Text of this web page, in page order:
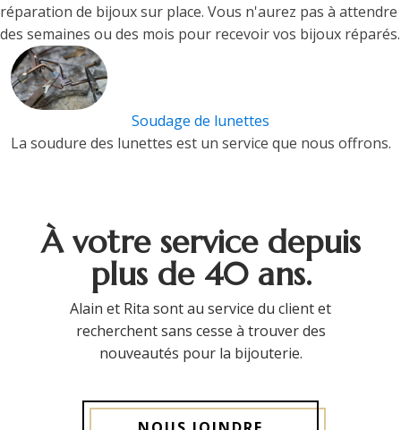
réparation de bijoux sur place. Vous n'aurez pas à attendre
des semaines ou des mois pour recevoir vos bijoux réparés.
Soudage de lunettes
La soudure des lunettes est un service que nous offrons.
À votre service depuis
plus de 40 ans.
Alain et Rita sont au service du client et
recherchent sans cesse à trouver des
nouveautés pour la bijouterie.